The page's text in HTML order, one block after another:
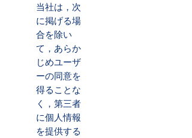
当社は，次
に掲げる場
合を除い
て，あらか
じめユーザ
ーの同意を
得ることな
く，第三者
に個人情報
を提供する